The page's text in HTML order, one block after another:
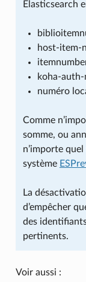
Elasticsearch
host-item-
koha-
numéro
Comme
somme, ou
n’importe
système
La
d’empêcher
des
pertinents.
Voir aussi :